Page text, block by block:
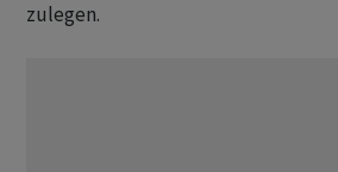
zulegen.